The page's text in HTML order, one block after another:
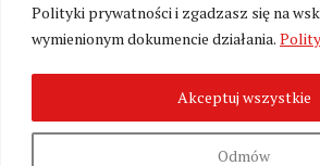
Polityki prywatności i zgadzasz się na
wymienionym dokumencie działania.
Odmów
Akceptuj wszystkie
Zmień ustawienia
2026. Wszelkie Prawa
Polityka prywatności
Fundacja Wolność i